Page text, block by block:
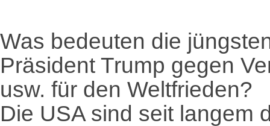
Was bedeuten die
Präsident Trump gegen
usw. für den Weltfrieden?
Die USA sind seit langem